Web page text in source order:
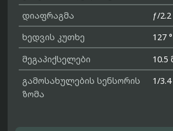
დიაფრაგმა
ƒ/2.2
ხედვის კუთხე
127 °
მეგაპიქსელები
10.5
გამოსახულების სენსორის
ზომა
1/